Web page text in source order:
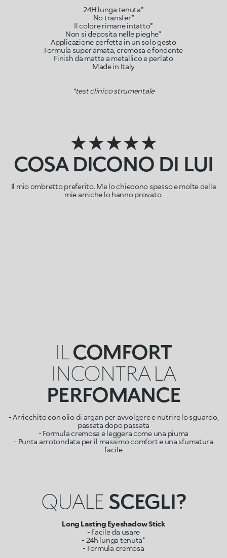
24H lunga tenuta*
No transfer*
Il colore rimane intatto*
Non si deposita nelle pieghe*
Applicazione perfetta in un solo gesto
Formula super amata, cremosa e fondente
Finish da matte a metallico e perlato
Made in Italy
*test clinico strumentale
★★★★★
COSA DICONO DI LUI
Il mio ombretto preferito. Me lo chiedono spesso e molte delle
mie amiche lo hanno provato.
ILCOMFORT
INCONTRA LA
PERFOMANCE
- Arricchito con olio di argan per avvolgere e nutrire lo sguardo,
passata dopo passata
- Formula cremosa e leggera come una piuma
- Punta arrotondata per il massimo comfort e una sfumatura
facile
QUALE SCEGLI?
Long Lasting Eyeshadow Stick
- Facile da usare
- 24h lunga tenuta*
- Formula cremosa